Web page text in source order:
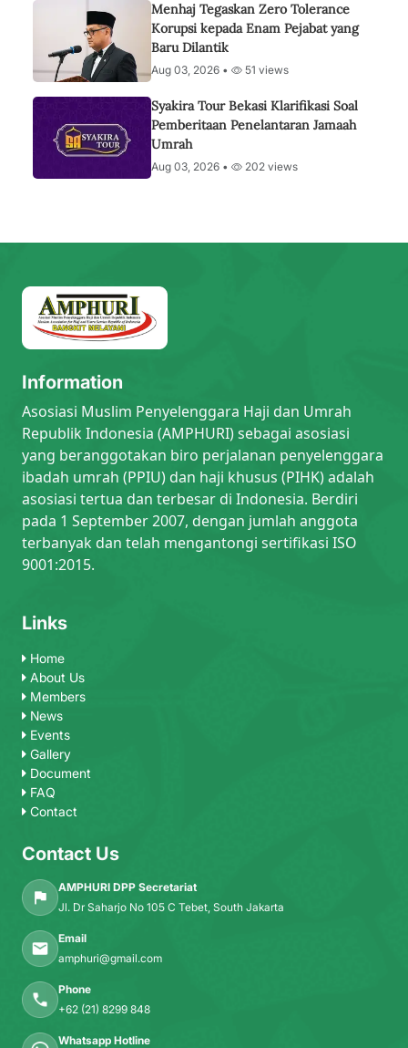
Menhaj Tegaskan Zero Tolerance
Korupsi kepada Enam Pejabat yang
Baru Dilantik
Aug 03, 2026 • 51 views
Syakira Tour Bekasi Klarifikasi Soal
Pemberitaan Penelantaran Jamaah
Umrah
Aug 03, 2026 • 202 views
Information
Asosiasi Muslim Penyelenggara Haji dan Umrah
Republik Indonesia (AMPHURI) sebagai asosiasi
yang beranggotakan biro perjalanan penyelenggara
ibadah umrah (PPIU) dan haji khusus (PIHK) adalah
asosiasi tertua dan terbesar di Indonesia. Berdiri
pada 1 September 2007, dengan jumlah anggota
terbanyak dan telah mengantongi sertifikasi ISO
9001:2015.
Links
Home
About Us
Members
News
Events
Gallery
Document
FAQ
Contact
Contact Us
AMPHURI DPP Secretariat
Jl. Dr Saharjo No 105 C Tebet, South Jakarta
Email
amphuri@gmail.com
Phone
+62 (21) 8299 848
Whatsapp Hotline